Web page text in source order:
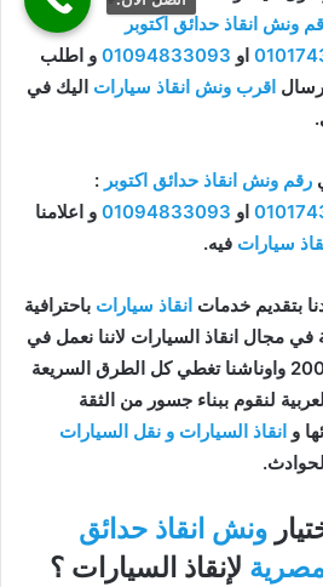
ونش انقاذ حدائق اكتوبر
او 01094833093 و اطلب
اقرب ونش انقاذ سيارات اليك في
رقم ونش انقاذ حدائق اكتوبر :
او 01094833093 و اعلامنا
سيارات فيه.
بتقديم خدمات انقاذ سيارات باحترافية
في مجال انقاذ السيارات لاننا نعمل في
السوق المصري منذ عام 2008 واوناشنا تغطي كل الطرق السريعة
لنقوم ببناء جسور من الثقة
و انقاذ السيارات و نقل السيارات
الحوادث.
ونش انقاذ حدائق
لإنقاذ السيارات ؟